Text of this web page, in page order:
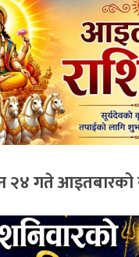
२४ गते